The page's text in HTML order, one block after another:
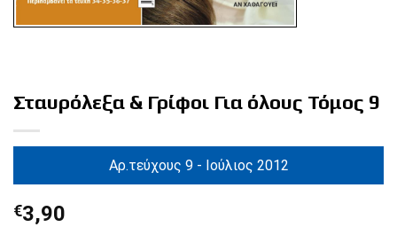
Σταυρόλεξα & Γρίφοι Για όλους Τόμος 9
Αρ.τεύχους 9 - Ιούλιος 2012
€3,90